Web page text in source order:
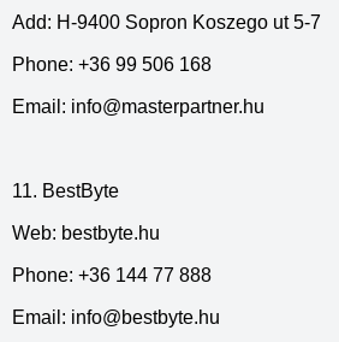
Add: H-9400 Sopron Koszego ut 5-7
Phone: +36 99 506 168
Email: info@masterpartner.hu
11. BestByte
Web: bestbyte.hu
Phone: +36 144 77 888
Email: info@bestbyte.hu